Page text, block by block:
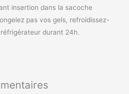
insertion dans la sacoche
pas vos gels, refroidissez-
durant 24h.